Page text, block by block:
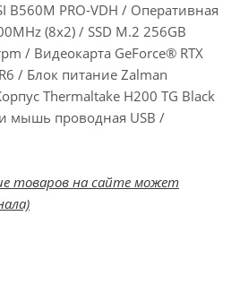
B560M PRO-VDH / Оперативная
(8x2) / SSD M.2 256GB
/ Видеокарта GeForce® RTX
/ Блок питание Zalman
Thermaltake H200 TG Black
и мышь проводная USB /
товаров на сайте может